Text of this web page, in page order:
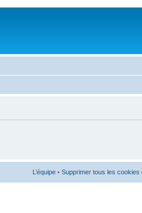
L’équipe • Supprimer tous les cookies